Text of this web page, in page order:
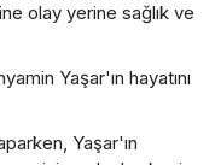
olay yerine sağlık ve
Yaşar'ın hayatını
Yaşar'ın